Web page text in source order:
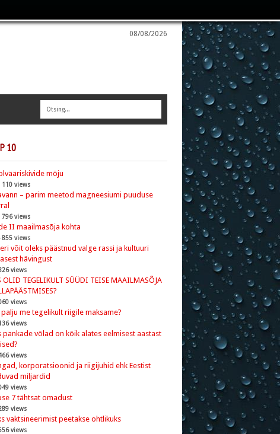
08/08/2026
10
mõju
110 views
– parim meetod magneesiumi puuduse
796 views
II maailmasõja kohta
855 views
võit oleks päästnud valge rassi ja kultuuri
hävingust
views
OLID TEGELIKULT SÜÜDI TEISE MAAILMASÕJA
views
palju me tegelikult riigile maksame?
views
pankade võlad on kõik alates eelmisest aastast
views
korporatsioonid ja riigijuhid ehk Eestist
miljardid
views
7 tähtsat omadust
views
vaktsineerimist peetakse ohtlikuks
views